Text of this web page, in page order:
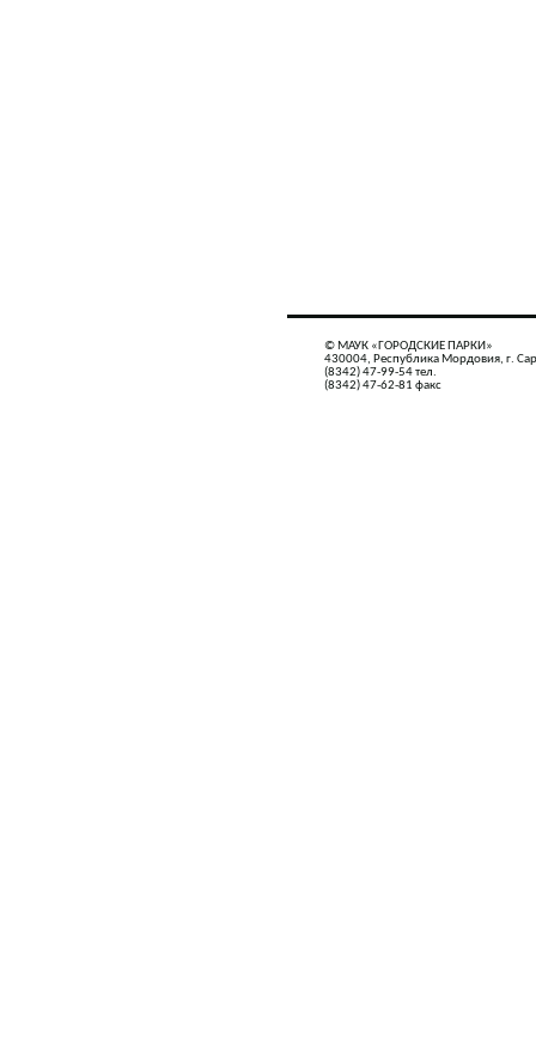
© МАУК «ГОРОДСКИЕ ПАРКИ»
430004, Республика Мордовия, г.
(8342) 47-99-54 тел.
(8342) 47-62-81 факс